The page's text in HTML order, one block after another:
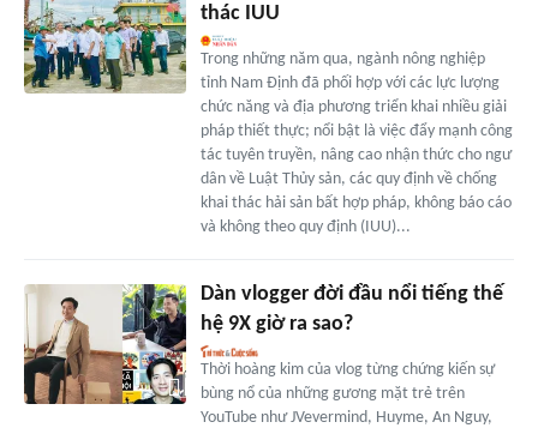
thác IUU
Trong những năm qua, ngành nông nghiệp
tỉnh Nam Định đã phối hợp với các lực lượng
chức năng và địa phương triển khai nhiều giải
pháp thiết thực; nổi bật là việc đẩy mạnh công
tác tuyên truyền, nâng cao nhận thức cho ngư
dân về Luật Thủy sản, các quy định về chống
khai thác hải sản bất hợp pháp, không báo cáo
và không theo quy định (IUU)...
Dàn vlogger đời đầu nổi tiếng thế
hệ 9X giờ ra sao?
Thời hoàng kim của vlog từng chứng kiến sự
bùng nổ của những gương mặt trẻ trên
YouTube như JVevermind, Huyme, An Nguy,